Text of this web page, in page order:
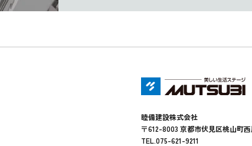
睦備建設株式会社
〒612-8003 京都市伏見区桃山町西
TEL.075-621-9211